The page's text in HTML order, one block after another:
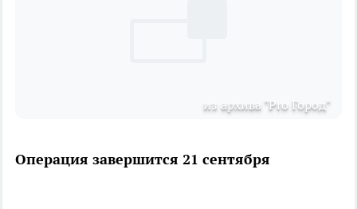
из архива "Pro Город"
Операция завершится 21 сентября